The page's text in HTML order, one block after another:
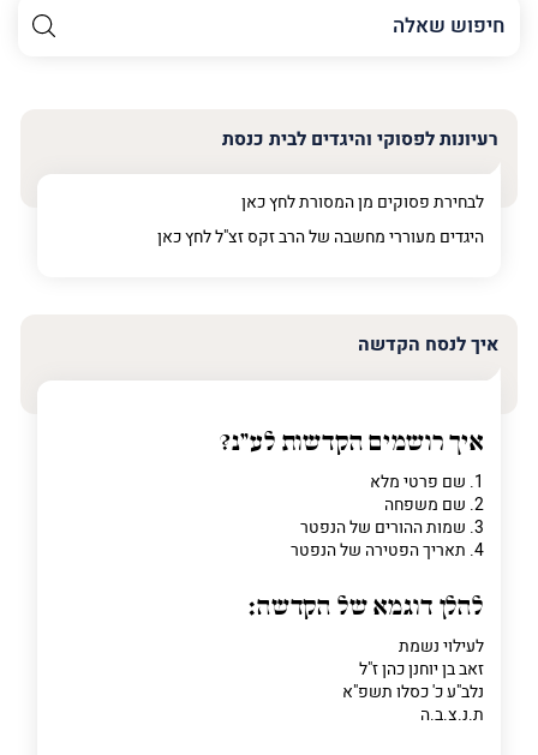
השם
שלך
טלפון (חובה)
מה
פרט על מה מדובר
רעיונות לפסוקי והיגדים לבית כנסת
לבחירת פסוקים מן המסורת לחץכאן
היגדים מעוררי מחשבה של הרב זקס זצ"ל לחץכאן
איך לנסח הקדשה
איך רושמים הקדשות לע"נ?
1. שם פרטי מלא
2. שם משפחה
3. שמות ההורים של הנפטר
4. תאריך הפטירה של הנפטר
להלן דוגמא של הקדשה:
לעילוי נשמת
זאב בן יוחנן כהן ז"ל
נלב"ע כ' כסלו תשפ"א
ת.נ.צ.ב.ה